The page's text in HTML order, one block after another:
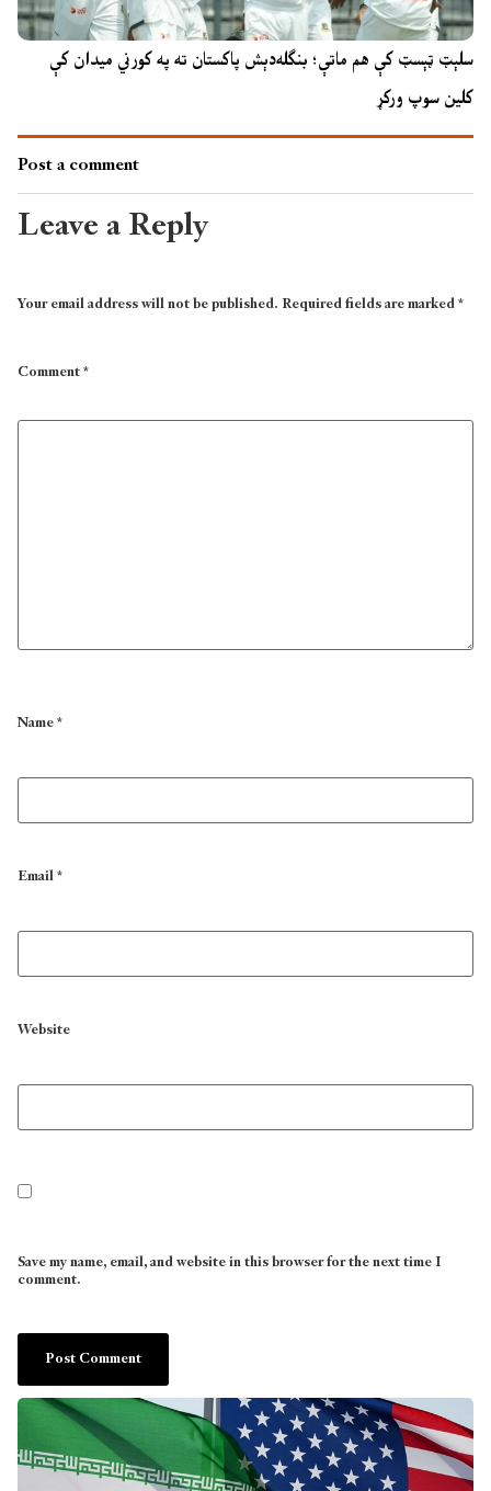
سلېټ ټېسټ کې هم ماتې؛ بنګله‌دېش پاکستان ته په کورني میدان کې
کلین سوپ ورکړ
Post a comment
Leave a Reply
Your email address will not be published.Required fields are marked*
Comment*
Name*
Email*
Website
Save my name, email, and website in this browser for the next time I
comment.